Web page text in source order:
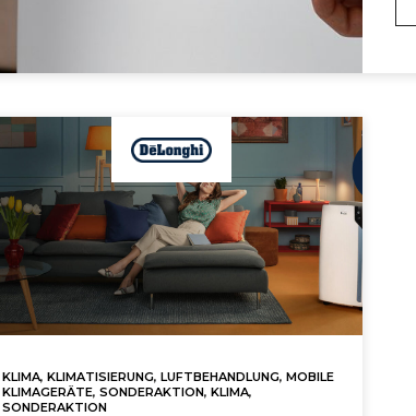
KLIMA, KLIMATISIERUNG, LUFTBEHANDLUNG, MOBILE
KLIMAGERÄTE, SONDERAKTION, KLIMA,
SONDERAKTION